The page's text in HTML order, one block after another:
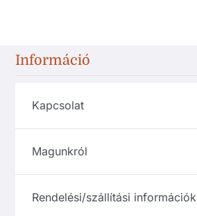
Információ
Kapcsolat
Magunkról
Rendelési/szállítási információk